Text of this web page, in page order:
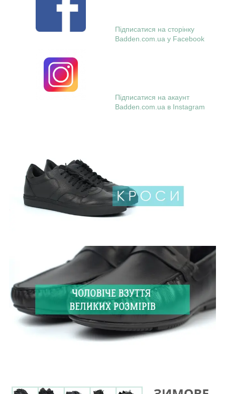
Підписатися на сторінку
Badden.com.ua у Facebook
Підписатися на акаунт
Badden.com.ua в Instagram